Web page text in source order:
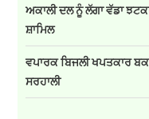
ਅਕਾਲੀ ਦਲ ਨੂੰ ਲੱਗਾ ਵੱਡਾ
ਸ਼ਾਮਿਲ
ਵਪਾਰਕ ਬਿਜਲੀ ਖਪਤਕਾਰ
ਸਰਹਾਲੀ